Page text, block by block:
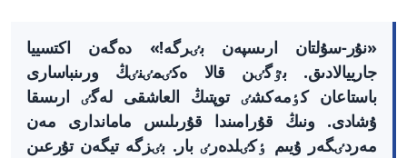
«نۇر-سۇلتان ارىسپەن بٸرگە!» دەگەن اكتسييا
جارييالادىق. بٷگٸن قالا ەكٸمٸنٸڭ ورىنباسارى
باستاعان كٶمەكشٸ توپتىڭ العاشقى لەگٸ ارىسقا
ۇشادى. ونىڭ قۇرامىندا قۇرىلىس ماماندارى مەن
مەردٸگەر ۇيىم ٶكٸلدەرٸ بار. بٸزگە تيگەن تۇرعىن